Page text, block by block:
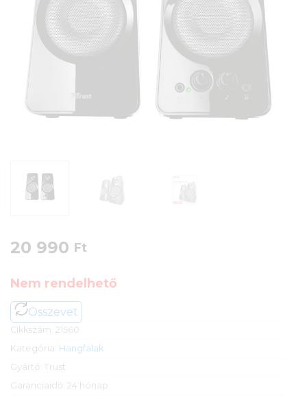
20 990 Ft
Nem rendelhető
Összevet
Cikkszám: 21560
Kategória: Hangfalak
Gyártó: Trust
Garanciaidő: 24 hónap